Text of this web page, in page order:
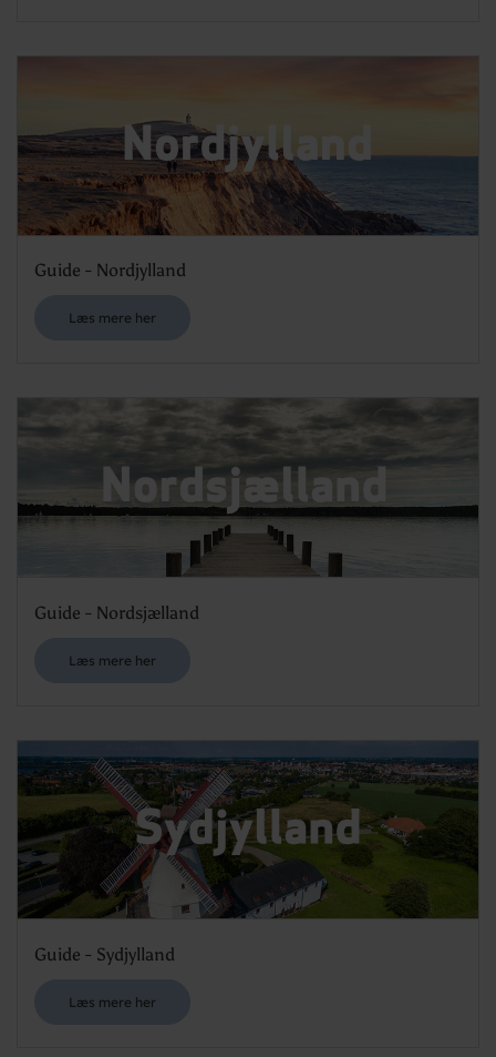
Guide - Nordjylland
Læs mere her
Guide - Nordsjælland
Læs mere her
Guide - Sydjylland
Læs mere her